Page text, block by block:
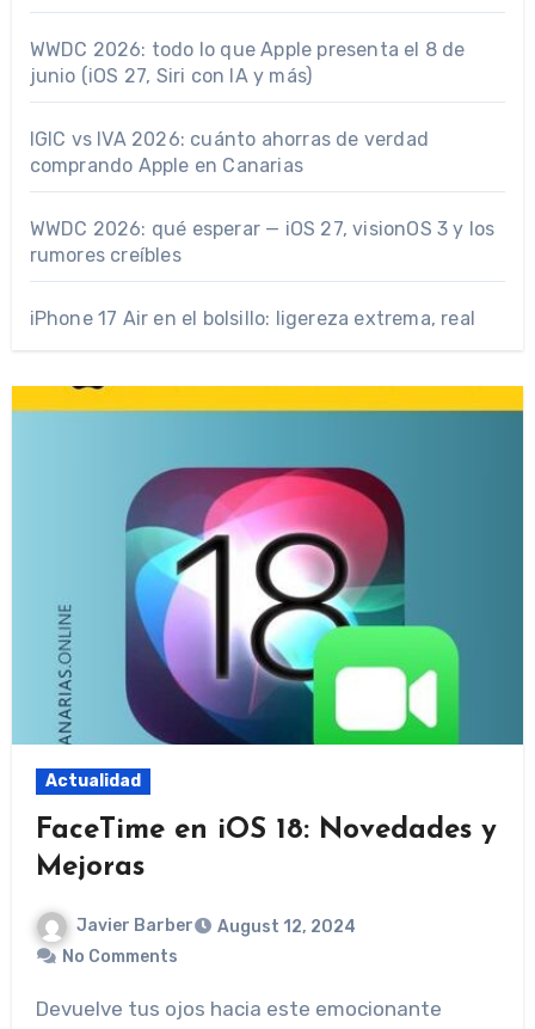
WWDC 2026: todo lo que Apple presenta el 8 de
junio (iOS 27, Siri con IA y más)
IGIC vs IVA 2026: cuánto ahorras de verdad
comprando Apple en Canarias
WWDC 2026: qué esperar — iOS 27, visionOS 3 y los
rumores creíbles
iPhone 17 Air en el bolsillo: ligereza extrema, real
Actualidad
FaceTime en iOS 18: Novedades y
Mejoras
Javier Barber
August 12, 2024
No Comments
Devuelve tus ojos hacia este emocionante